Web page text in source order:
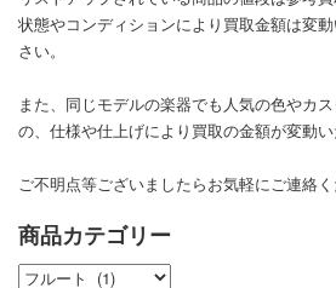
状態やコンディションにより買取金額は変
さい。
また、同じモデルの楽器でも人気の色やカ
の、仕様や仕上げにより買取の金額が変動い
ご不明点等ございましたらお気軽にご連絡く
商品カテゴリー